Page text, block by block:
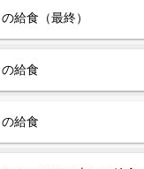
給食（最終）
給食
給食